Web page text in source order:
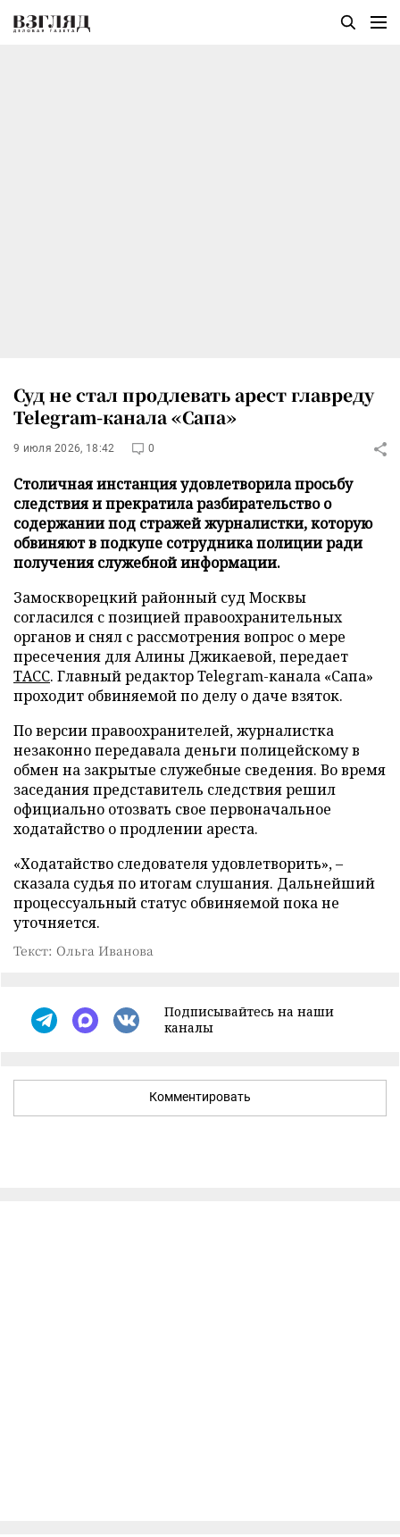
Суд не стал продлевать арест главреду
Telegram-канала «Сапа»
9 июля 2026, 18:42 0
Столичная инстанция удовлетворила просьбу
следствия и прекратила разбирательство о
содержании под стражей журналистки, которую
обвиняют в подкупе сотрудника полиции ради
получения служебной информации.
Замоскворецкий районный суд Москвы
согласился с позицией правоохранительных
органов и снял с рассмотрения вопрос о мере
пресечения для Алины Джикаевой, передает
ТАСС. Главный редактор Telegram-канала «Сапа»
проходит обвиняемой по делу о даче взяток.
По версии правоохранителей, журналистка
незаконно передавала деньги полицейскому в
обмен на закрытые служебные сведения. Во время
заседания представитель следствия решил
официально отозвать свое первоначальное
ходатайство о продлении ареста.
«Ходатайство следователя удовлетворить», –
сказала судья по итогам слушания. Дальнейший
процессуальный статус обвиняемой пока не
уточняется.
Текст: Ольга Иванова
Подписывайтесь на наши
каналы
Комментировать